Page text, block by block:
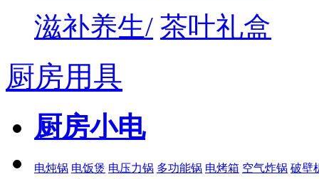
滋补养生/ 茶叶礼盒
厨房用具
厨房小电
电炖锅 电饭煲 电压力锅 多功能锅 电烤箱 空气炸锅 破壁